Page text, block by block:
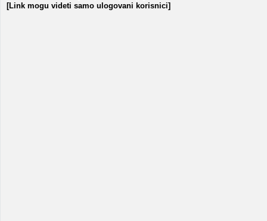
[Link mogu videti samo ulogovani korisnici]